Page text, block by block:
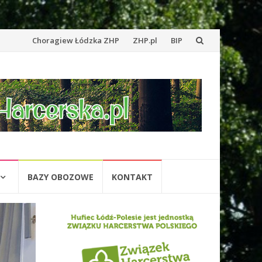
Przejdź
treści
Choragiew Łódzka ZHP ZHP.pl BIP
BAZY OBOZOWE KONTAKT